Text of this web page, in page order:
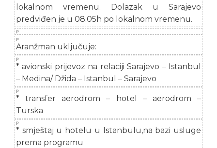
lokalnom vremenu. Dolazak u Sarajevo
predviđen je u 08.05h po lokalnom vremenu.
Aranžman uključuje:
* avionski prijevoz na relaciji Sarajevo – Istanbul
– Medina/ Džida – Istanbul – Sarajevo
* transfer aerodrom – hotel – aerodrom –
Turska
* smještaj u hotelu u Istanbulu,na bazi usluge
prema programu